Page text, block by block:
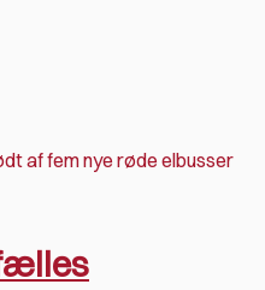
af fem nye røde elbusser